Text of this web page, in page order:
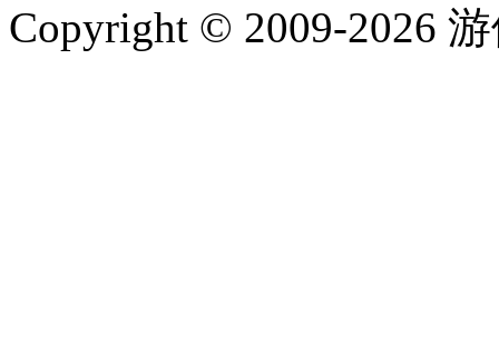
Copyright © 2009-2026